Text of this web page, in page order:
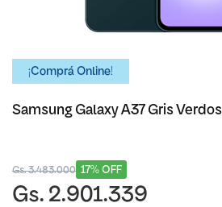
¡Comprá Online!
Samsung Galaxy A37 Gris
17% OFF
Gs. 3.483.000
Gs. 2.901.339